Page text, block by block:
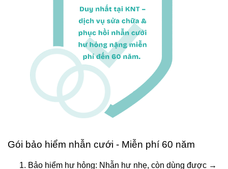
Gói bảo hiểm nhẫn cưới - Miễn phí 60 năm
Bảo hiểm hư hỏng: Nhẫn hư nhẹ, còn dùng được →